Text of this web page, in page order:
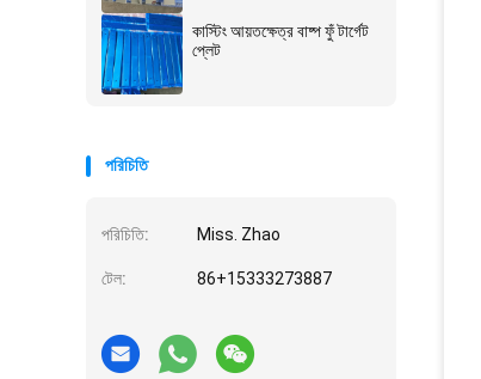
কাস্টিং আয়তক্ষেত্র বাষ্প ফুঁ টার্গেট
প্লেট
পরিচিতি
পরিচিতি: Miss. Zhao
টেল: 86+15333273887